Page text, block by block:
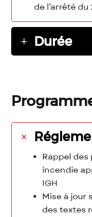
de l’arrêté du
Durée
Rappel
incendie
IGH
Mise à jour
des textes